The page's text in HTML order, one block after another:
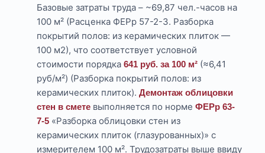
Базовые затраты труда – ~69,87 чел.-часов на
100 м² (Расценка ФЕРр 57-2-3. Разборка
покрытий полов: из керамических плиток —
100 м2), что соответствует условной
стоимости порядка641 руб. за 100 м² (≈6,41
руб/м²) (Разборка покрытий полов: из
керамических плиток).Демонтаж облицовки
стен в смете выполняется по нормеФЕРр 63-
7-5 «Разборка облицовки стен из
керамических плиток (глазурованных)» с
измерителем 100 м². Трудозатраты выше ввиду